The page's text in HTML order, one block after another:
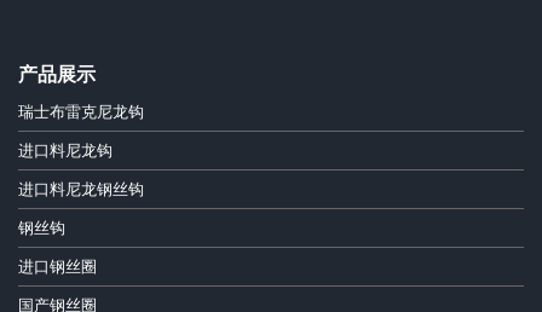
产品展示
瑞士布雷克尼龙钩
进口料尼龙钩
进口料尼龙钢丝钩
钢丝钩
进口钢丝圈
国产钢丝圈